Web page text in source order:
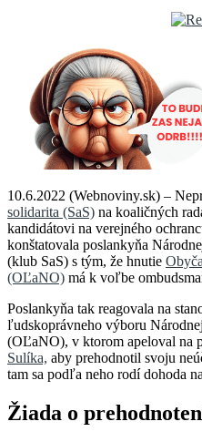
10.6.2022 (Webnoviny.sk) –
solidarita (SaS) na koaličných
kandidátovi na verejného
konštatovala poslankyňa
(klub SaS) s tým, že hnutie
(OĽaNO) má k voľbe
Poslankyňa tak reagovala na
ľudskoprávneho výboru
(OĽaNO), v ktorom apeloval na
Sulíka, aby prehodnotil svoju
tam sa podľa neho rodí dohoda
Žiada o